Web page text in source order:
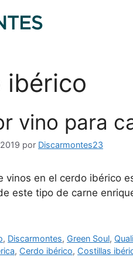
ibérico
vino para
por Discarmontes23
vinos en el cerdo ibérico
este tipo de carne
, Discarmontes, Green Soul,
, Cerdo ibérico, Costillas